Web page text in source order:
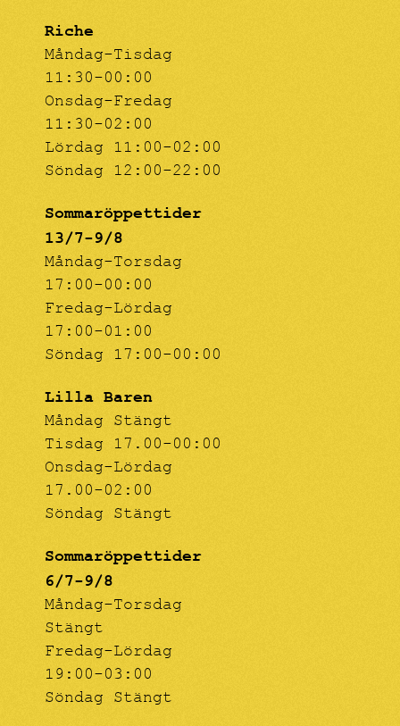
Riche
Måndag-Tisdag
11:30-00:00
Onsdag-Fredag
11:30-02:00
Lördag 11:00-02:00
Söndag 12:00-22:00
Sommaröppettider
13/7-9/8
Måndag-Torsdag
17:00-00:00
Fredag-Lördag
17:00-01:00
Söndag 17:00-00:00
Lilla Baren
Måndag Stängt
Tisdag 17.00-00:00
Onsdag-Lördag
17.00-02:00
Söndag Stängt
Sommaröppettider
6/7-9/8
Måndag-Torsdag
Stängt
Fredag-Lördag
19:00-03:00
Söndag Stängt